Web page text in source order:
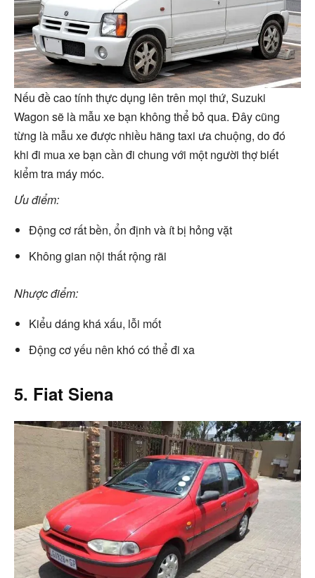
Nếu đề cao tính thực dụng lên trên mọi thứ, Suzuki
Wagon sẽ là mẫu xe bạn không thể bỏ qua. Đây cũng
từng là mẫu xe được nhiều hãng taxi ưa chuộng, do đó
khi đi mua xe bạn cần đi chung với một người thợ biết
kiểm tra máy móc.
Ưu điểm:
Động cơ rất bền, ổn định và ít bị hỏng vặt
Không gian nội thất rộng rãi
Nhược điểm:
Kiểu dáng khá xấu, lỗi mốt
Động cơ yếu nên khó có thể đi xa
5. Fiat Siena